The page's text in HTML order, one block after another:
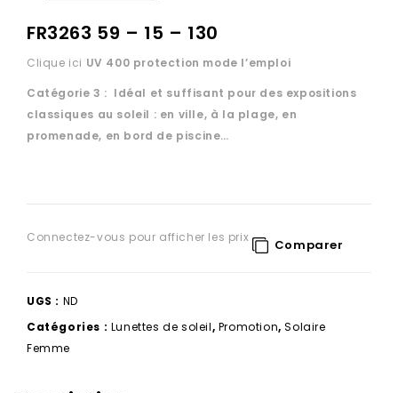
FR3263 59 – 15 – 130
Clique ici UV 400 protection mode l’emploi
Catégorie 3 : Idéal et suffisant pour des expositions
classiques au soleil : en ville, à la plage, en
promenade, en bord de piscine…
Connectez-vous pour afficher les prix Comparer
UGS : ND
Catégories : Lunettes de soleil, Promotion,Solaire
Femme